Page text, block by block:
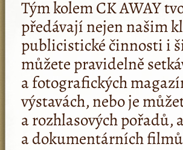
Tým kolem CK AWAY
předávají nejen našim
publicistické činnosti i
můžete pravidelně
a fotografických
výstavách, nebo je
a rozhlasových
a dokumentárních